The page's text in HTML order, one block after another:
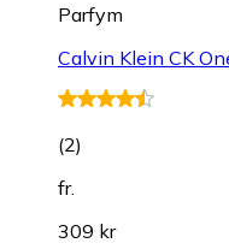
Parfym
Calvin Klein CK
(2)
fr.
309 kr